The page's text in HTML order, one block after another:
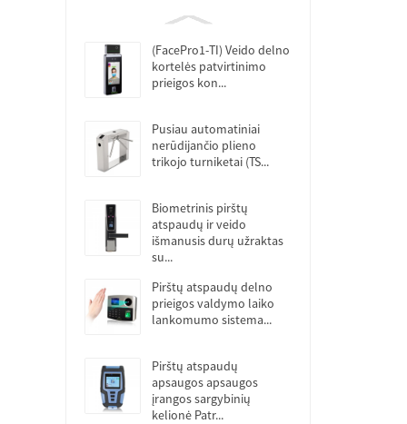
(FacePro1-TI) Veido delno
kortelės patvirtinimo
prieigos kon...
Pusiau automatiniai
nerūdijančio plieno
trikojo turniketai (TS...
Biometrinis pirštų
atspaudų ir veido
išmanusis durų užraktas
su...
Pirštų atspaudų delno
prieigos valdymo laiko
lankomumo sistema...
Pirštų atspaudų
apsaugos apsaugos
įrangos sargybinių
kelionė Patr...